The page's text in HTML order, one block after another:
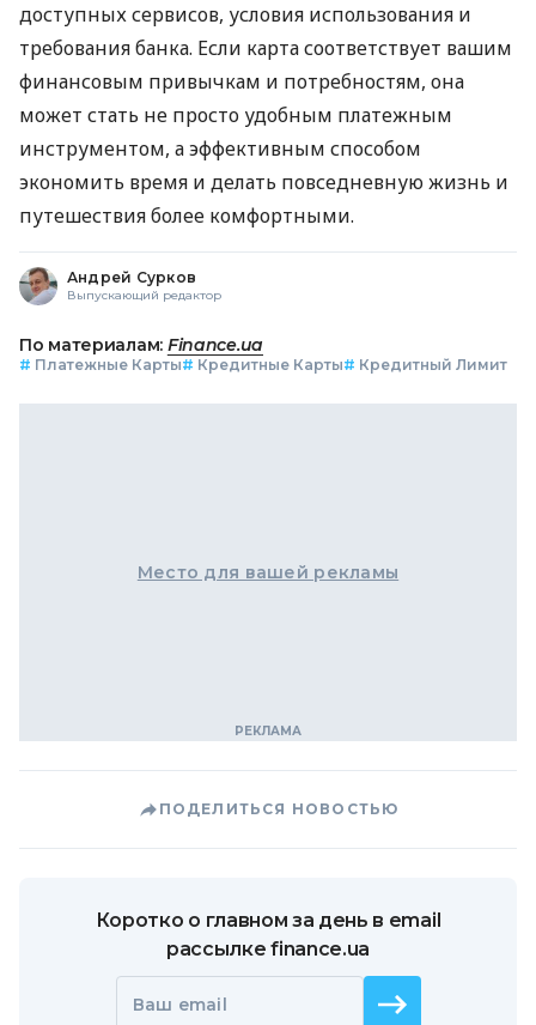
доступных сервисов, условия использования и
требования банка. Если карта соответствует вашим
финансовым привычкам и потребностям, она
может стать не просто удобным платежным
инструментом, а эффективным способом
экономить время и делать повседневную жизнь и
путешествия более комфортными.
Андрей Сурков
Выпускающий редактор
По материалам: Finance.ua
# Платежные Карты# Кредитные Карты# Кредитный Лимит
Место для вашей рекламы
ПОДЕЛИТЬСЯ НОВОСТЬЮ
Коротко о главном за день в email
рассылке finance.ua
Ваш email